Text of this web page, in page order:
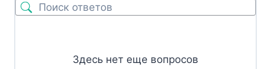
Здесь нет еще вопросов